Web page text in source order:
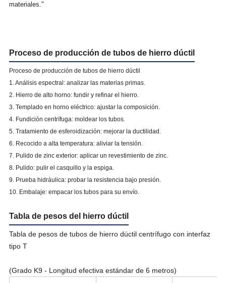
materiales."
Proceso de producción de tubos de hierro dúctil
Proceso de producción de tubos de hierro dúctil
1. Análisis espectral: analizar las materias primas.
2. Hierro de alto horno: fundir y refinar el hierro.
3. Templado en horno eléctrico: ajustar la composición.
4. Fundición centrífuga: moldear los tubos.
5. Tratamiento de esferoidización: mejorar la ductilidad.
6. Recocido a alta temperatura: aliviar la tensión.
7. Pulido de zinc exterior: aplicar un revestimiento de zinc.
8. Pulido: pulir el casquillo y la espiga.
9. Prueba hidráulica: probar la resistencia bajo presión.
10. Embalaje: empacar los tubos para su envío.
Tabla de pesos del hierro dúctil
Tabla de pesos de tubos de hierro dúctil centrífugo con interfaz
tipo T
(Grado K9 - Longitud efectiva estándar de 6 metros)